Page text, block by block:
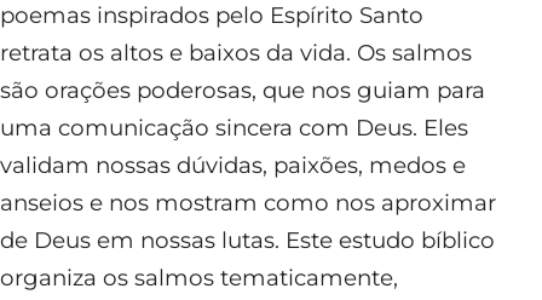
poemas inspirados pelo Espírito Santo
retrata os altos e baixos da vida. Os salmos
são orações poderosas, que nos guiam para
uma comunicação sincera com Deus. Eles
validam nossas dúvidas, paixões, medos e
anseios e nos mostram como nos aproximar
de Deus em nossas lutas. Este estudo bíblico
organiza os salmos tematicamente,